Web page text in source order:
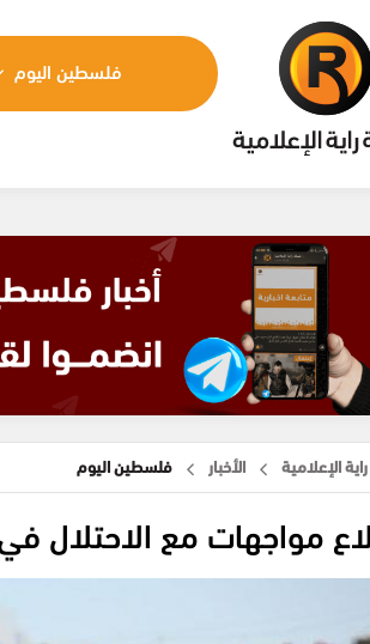
فلسطين اليوم
الإعلامية الأخبار فلسطين اليوم
مواجهات مع الاحتلال